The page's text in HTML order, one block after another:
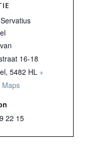
16-18
, 5482 HL +
Maps
22 15